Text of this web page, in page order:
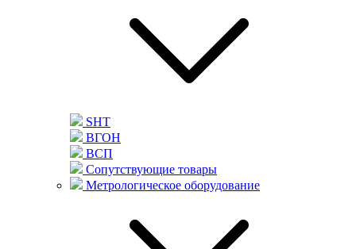
SHT
ВГОН
ВСП
Сопутствующие товары
Метрологическое оборудование